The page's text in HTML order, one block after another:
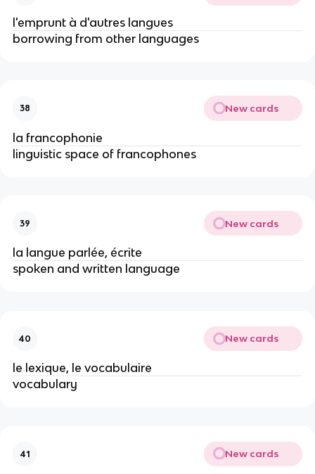
l'emprunt à d'autres langues
borrowing from other languages
38 New cards
la francophonie
linguistic space of francophones
39 New cards
la langue parlée, écrite
spoken and written language
40 New cards
le lexique, le vocabulaire
vocabulary
41 New cards